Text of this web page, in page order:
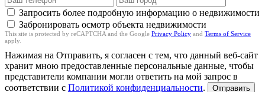
Запросить более подробную информацию о недвижимости
Забронировать осмотр объекта недвижимости
This site is protected by reCAPTCHA and the Google Privacy Policy and Terms of Service
apply.
Нажимая на Отправить, я согласен с тем, что данный веб-сайт
хранит мною предоставленные персональные данные, чтобы
представители компании могли ответить на мой запрос в
соответствии с Политикой конфиденциальности. Отправить